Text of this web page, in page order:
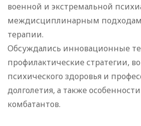
военной и экстремальной
междисциплинарным подходам
терапии.
Обсуждались инновационные
профилактические стратегии,
психического здоровья и
долголетия, а также
комбатантов.